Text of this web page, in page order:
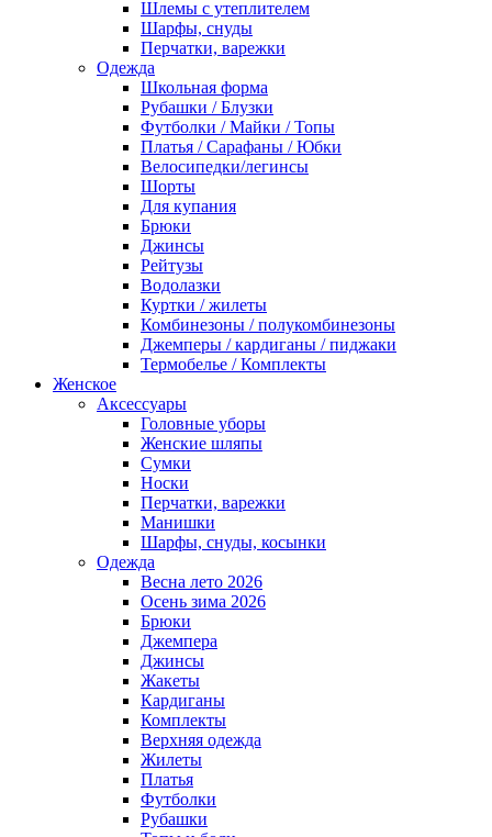
Шлемы с утеплителем
Шарфы, снуды
Перчатки, варежки
Одежда
Школьная форма
Рубашки / Блузки
Футболки / Майки / Топы
Платья / Сарафаны / Юбки
Велосипедки/легинсы
Шорты
Для купания
Брюки
Джинсы
Рейтузы
Водолазки
Куртки / жилеты
Комбинезоны / полукомбинезоны
Джемперы / кардиганы / пиджаки
Термобелье / Комплекты
Женское
Аксессуары
Головные уборы
Женские шляпы
Сумки
Носки
Перчатки, варежки
Манишки
Шарфы, снуды, косынки
Одежда
Весна лето 2026
Осень зима 2026
Брюки
Джемпера
Джинсы
Жакеты
Кардиганы
Комплекты
Верхняя одежда
Жилеты
Платья
Футболки
Рубашки